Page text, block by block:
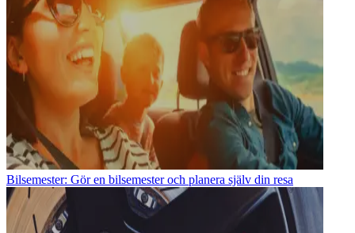
Bilsemester: Gör en bilsemester och planera själv din resa